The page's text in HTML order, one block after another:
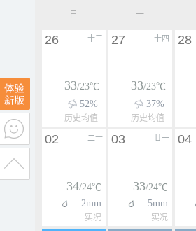
日 一
十三
26
33/23℃
52%
历史均值
十四
27
33/23℃
37%
历史均值
28
二十
02
34/24℃
2mm
实况
廿一
03
33/24℃
5mm
实况
04